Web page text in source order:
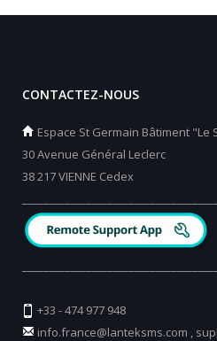
CONTACTEZ-NOUS
Espace St Germain Bâtiment "Le
30 Avenue Général Leclerc
38 217 VIENNE Cedex
+33 - 474 977 948
info.france@lanteksms.com ,